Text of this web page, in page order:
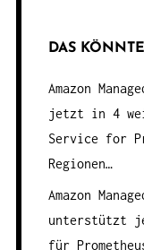
DAS
Amazon
jetzt in 4
Service for
Regionen…
Amazon
unterstützt
für